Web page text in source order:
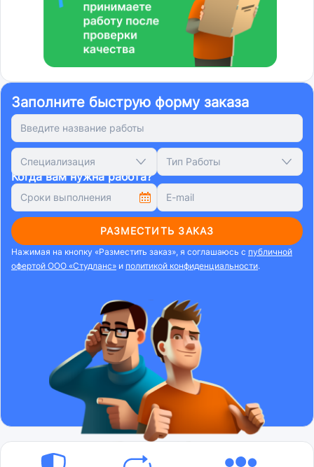
Заполните быструю форму заказа
Специализация Тип Работы
Когда вам нужна работа?
РАЗМЕСТИТЬ ЗАКАЗ
Нажимая на кнопку «Разместить заказ», я соглашаюсь с публичной
офертой ООО «Студланс» и политикой конфиденциальности.